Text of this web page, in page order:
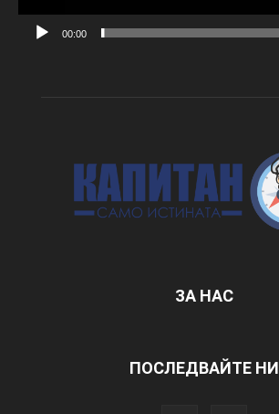
00:00
ЗА НАС
ПОСЛЕДВАЙТЕ НИ